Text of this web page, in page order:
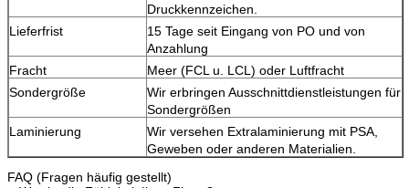
Druckkennzeichen.
Lieferfrist
15 Tage seit Eingang von PO und von
Anzahlung
Fracht
Meer (FCL u. LCL) oder Luftfracht
Sondergröße
Wir erbringen Ausschnittdienstleistungen für
Sondergrößen
Laminierung
Wir versehen Extralaminierung mit PSA,
Geweben oder anderen Materialien.
FAQ (Fragen häufig gestellt)